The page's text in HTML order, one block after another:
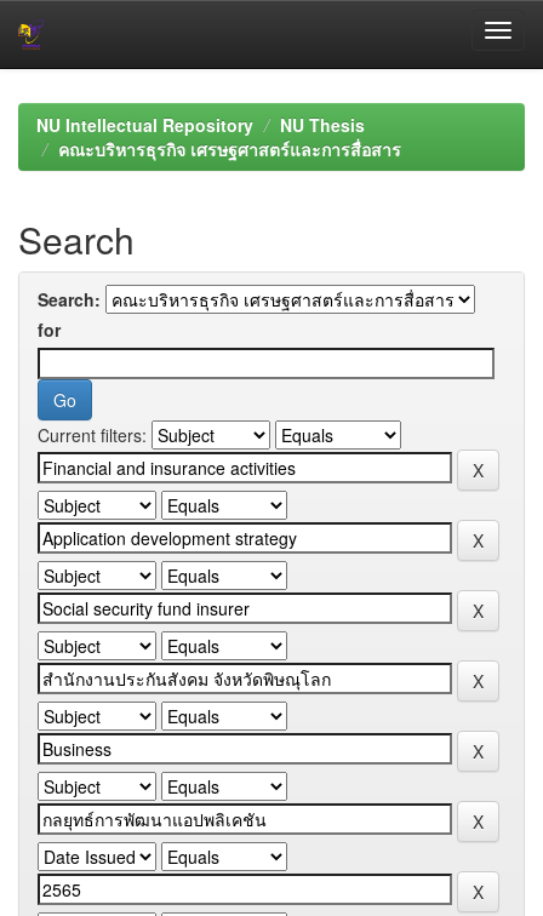
navigationNU Intellectual Repository
NU Thesis
คณะบริหารธุรกิจ เศรษฐศาสตร์และการสื่อสาร
Search
Search:
for
Current filters: